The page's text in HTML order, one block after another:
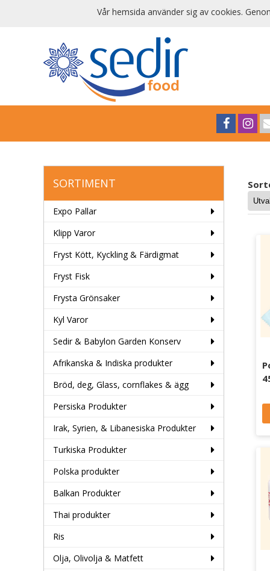
SORTIMENT
Expo Pallar
Klipp Varor
Fryst Kött, Kyckling & Färdigmat
Fryst Fisk
Frysta Grönsaker
Kyl Varor
Sedir & Babylon Garden Konserv
Afrikanska & Indiska produkter
Bröd, deg, Glass, cornflakes & ägg
Persiska Produkter
Irak, Syrien, & Libanesiska Produkter
Turkiska Produkter
Polska produkter
Balkan Produkter
Thai produkter
Ris
Olja, Olivolja & Matfett
Vår hemsida använder sig av cookies.